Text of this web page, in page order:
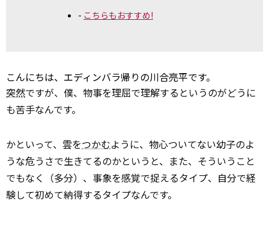
こちらもおすすめ!
こんにちは、エディンバラ帰りの川合亮平です。
突然ですが、僕、物事を理屈で理解するというのがどうに
も苦手なんです。
かといって、雲をつかむように、物心ついてない幼子のよ
うな危うさで生きてるのかというと、また、そういうこと
でもなく（多分）、事象を感覚で捉えるタイプ、自分で経
験して初めて納得するタイプなんです。